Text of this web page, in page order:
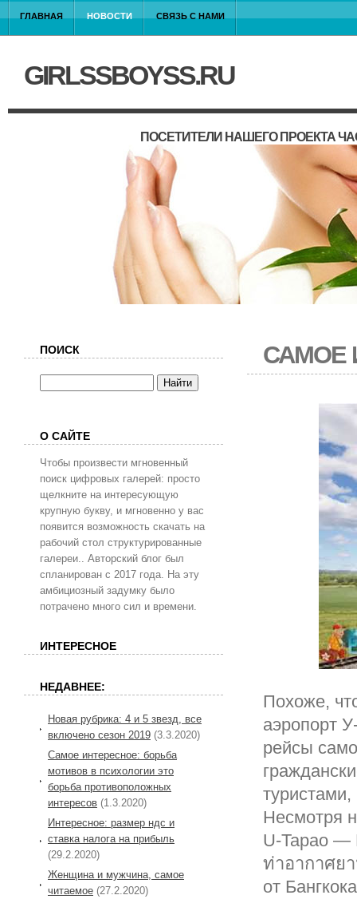
ГЛАВНАЯ НОВОСТИ СВЯЗЬ С НАМИ
GIRLSSBOYSS.RU
ПОСЕТИТЕЛИ НАШЕГО ПРОЕКТА
САМОЕ
Похоже,
аэропорт
рейсы
Несмотря
U-Tapao —
ท่าอากาศย
от
ПОИСК
О САЙТЕ
Чтобы произвести мгновенный
поиск цифровых галерей: просто
щелкните на интересующую
крупную букву, и мгновенно у вас
появится возможность скачать на
рабочий стол структурированные
галереи.. Авторский блог был
спланирован с 2017 года. На эту
амбициозный задумку было
потрачено много сил и времени.
ИНТЕРЕСНОЕ
НЕДАВНЕЕ:
Новая рубрика: 4 и 5 звезд, все
включено сезон 2019 (3.3.2020)
Самое интересное: борьба
мотивов в психологии это
борьба противоположных
интересов (1.3.2020)
Интересное: размер ндс и
ставка налога на прибыль
(29.2.2020)
Женщина и мужчина, самое
читаемое (27.2.2020)